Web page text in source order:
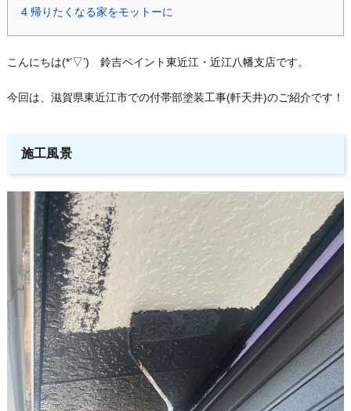
4帰りたくなる家をモットーに
こんにちは(*’▽’) 鈴吉ペイント東近江・近江八幡支店です。
今回は、滋賀県東近江市での付帯部塗装工事(軒天井)のご紹介です！
施工風景